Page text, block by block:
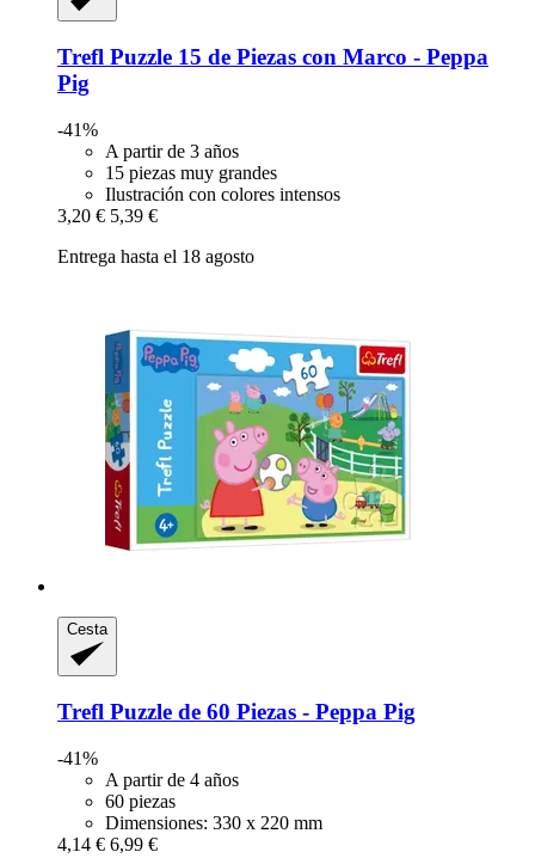
Trefl Puzzle 15 de Piezas con Marco -​ Peppa
Pig
-41%
A partir de 3 años
15 piezas muy grandes
Ilustración con colores intensos
3,20 € 5,39 €
Entrega hasta el 18 agosto
Cesta
Trefl Puzzle de 60 Piezas -​ Peppa Pig
-41%
A partir de 4 años
60 piezas
Dimensiones: 330 x 220 mm
4,14 € 6,99 €